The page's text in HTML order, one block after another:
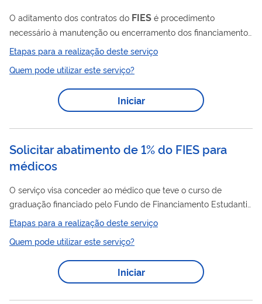
O aditamento dos contratos do FIES é procedimento
necessário à manutenção ou encerramento dos financiamentos
que se encontrem na fase de utilização e tem periodicidade
semestral.
Etapas para a realização deste serviço
Quem pode utilizar este serviço?
Iniciar
Solicitar abatimento de 1% do FIES para
médicos
O serviço visa conceder ao médico que teve o curso de
graduação financiado pelo Fundo de Financiamento Estudantil
(FIES) o abatimento de 1% da dívida com o
Etapas para a realização deste serviço
Quem pode utilizar este serviço?
Iniciar